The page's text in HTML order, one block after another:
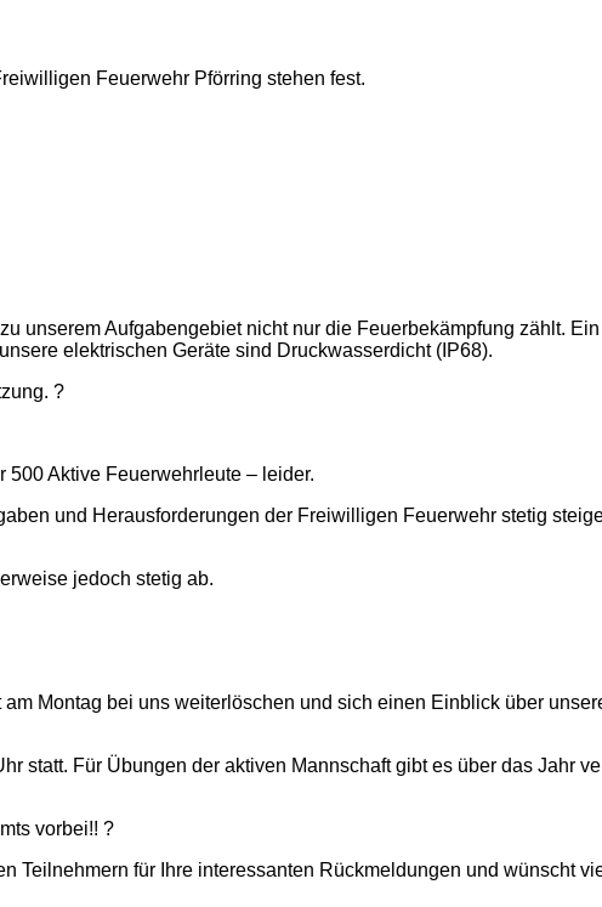
Feuerwehr Pförring stehen fest.
unserem Aufgabengebiet nicht nur die Feuerbekämpfung zählt. Ein
elektrischen Geräte sind Druckwasserdicht (IP68).
?
Aktive Feuerwehrleute – leider.
und Herausforderungen der Freiwilligen Feuerwehr stetig
jedoch stetig ab.
Montag bei uns weiterlöschen und sich einen Einblick über
statt. Für Übungen der aktiven Mannschaft gibt es über das Jahr
vorbei!! ?
für Ihre interessanten Rückmeldungen und wünscht